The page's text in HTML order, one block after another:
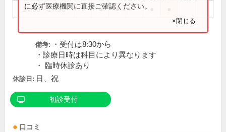
14:00～17:30 ● ● ●
に必ず医療機関に直接ご確認ください。
×閉じる
備考:
・受付は8:30から
・診療日時は科目により異なります
・ 臨時休診あり
休診日: 日、祝
初診受付
口コミ